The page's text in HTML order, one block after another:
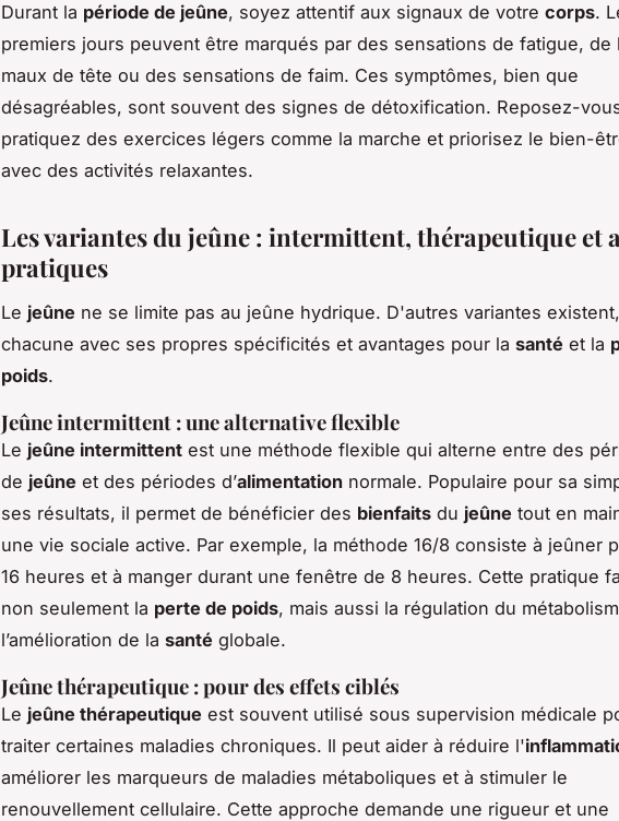
Durant la période de jeûne, soyez attentif aux signaux de votre corps.
premiers jours peuvent être marqués par des sensations de fatigue, de
maux de tête ou des sensations de faim. Ces symptômes, bien que
désagréables, sont souvent des signes de détoxification. Reposez-
pratiquez des exercices légers comme la marche et priorisez le bien-
avec des activités relaxantes.
Les variantes du jeûne : intermittent, thérapeutique et
pratiques
Le jeûne ne se limite pas au jeûne hydrique. D'autres variantes existent,
chacune avec ses propres spécificités et avantages pour la santé et la
poids.
Jeûne intermittent : une alternative flexible
Le jeûne intermittent est une méthode flexible qui alterne entre des
de jeûne et des périodes d’alimentation normale. Populaire pour sa
ses résultats, il permet de bénéficier des bienfaits du jeûne tout en
une vie sociale active. Par exemple, la méthode 16/8 consiste à jeûner
16 heures et à manger durant une fenêtre de 8 heures. Cette pratique
non seulement la perte de poids, mais aussi la régulation du
l’amélioration de la santé globale.
Jeûne thérapeutique : pour des effets ciblés
Le jeûne thérapeutique est souvent utilisé sous supervision médicale
traiter certaines maladies chroniques. Il peut aider à réduire l'
améliorer les marqueurs de maladies métaboliques et à stimuler le
renouvellement cellulaire. Cette approche demande une rigueur et une